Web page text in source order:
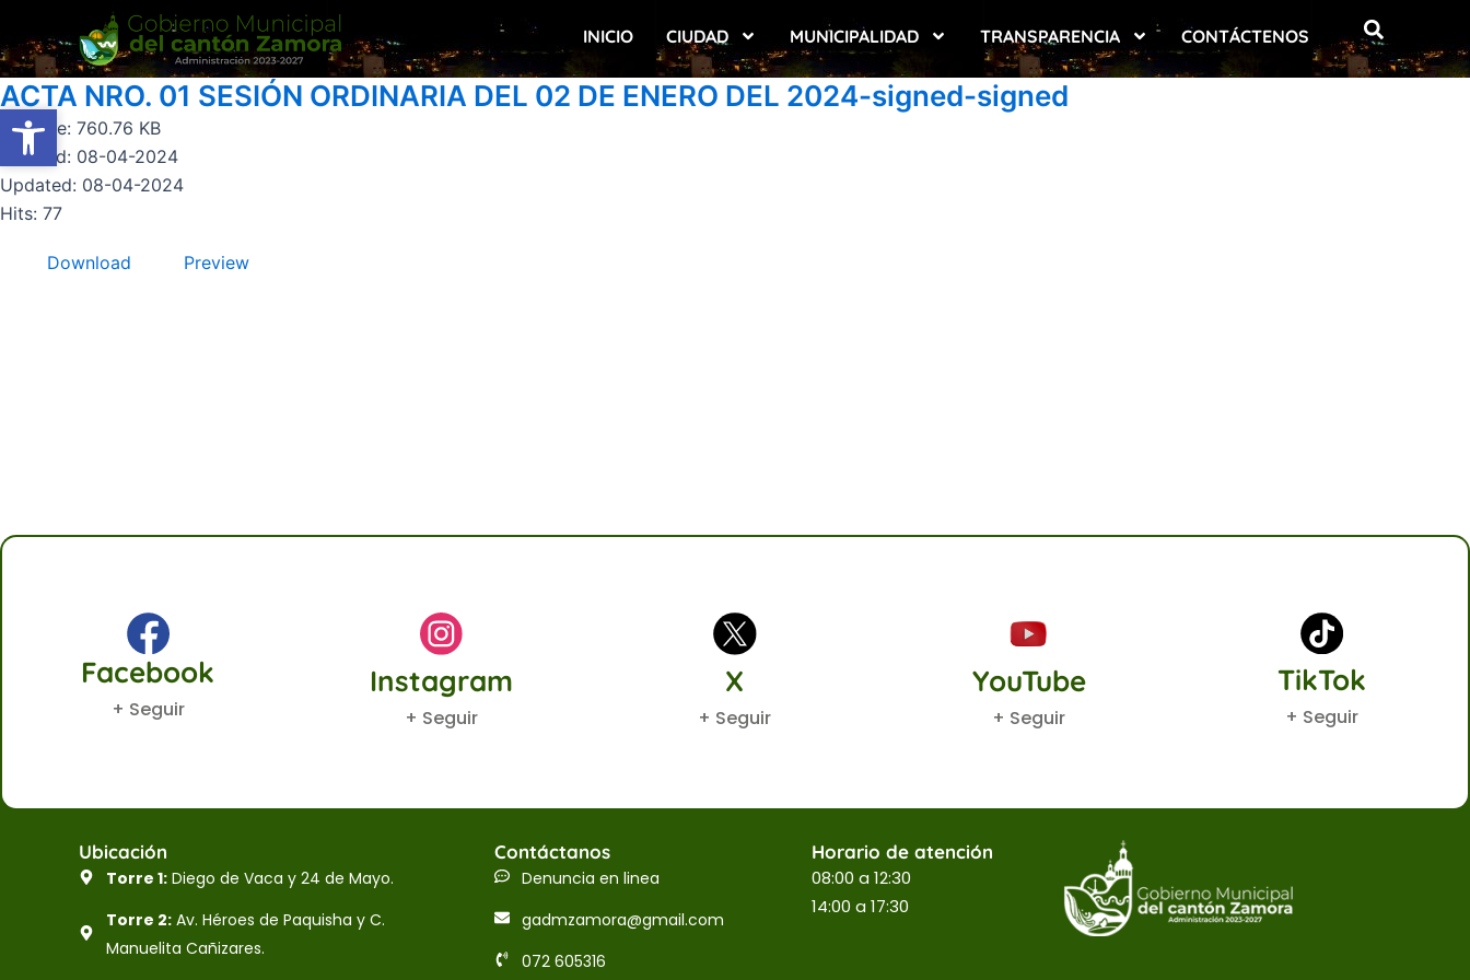
Abrir barra de herramientas
al
contenido
INICIO CIUDAD MUNICIPALIDAD TRANSPARENCIA CONTÁCTENOS
ACTA NRO. 01 SESIÓN ORDINARIA DEL 02 DE ENERO DEL 2024-signed-signed
File size: 760.76 KB
Created: 08-04-2024
Updated: 08-04-2024
Hits: 77
Download Preview
Facebook
+ Seguir
Instagram
+ Seguir
X
+ Seguir
YouTube
+ Seguir
TikTok
+ Seguir
Ubicación
Torre 1:Diego de Vaca y 24 de Mayo.
Torre 2:Av. Héroes de Paquisha y C.
Manuelita Cañizares.
Contáctanos
Denuncia en linea
gadmzamora@gmail.com
072 605316
Horario de atención
08:00 a 12:30
14:00 a 17:30
Abrir barra de herramientas